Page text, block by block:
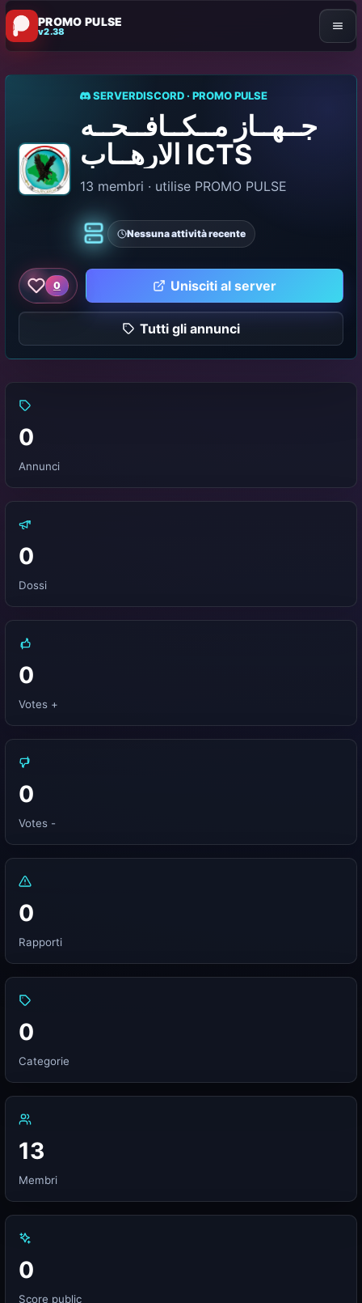
PROMO PULSE
v2.38
SERVERDISCORD · PROMO PULSE
جــهــاز مــكــافــحــه
الارهــاب ICTS
13 membri · utilise PROMO PULSE
ClassicoNessuna attività recente
Come questo server
0 Unisciti al server
Tutti gli annunci
0
Annunci
0
Dossi
0
Votes +
0
Votes -
0
Rapporti
0
Categorie
13
Membri
0
Score public